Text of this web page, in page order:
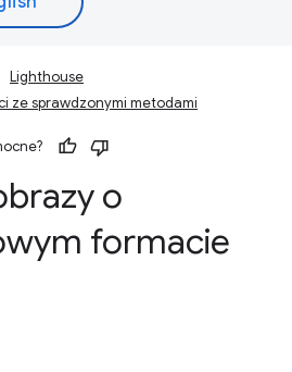
Lighthouse
ze sprawdzonymi metodami
o
formacie